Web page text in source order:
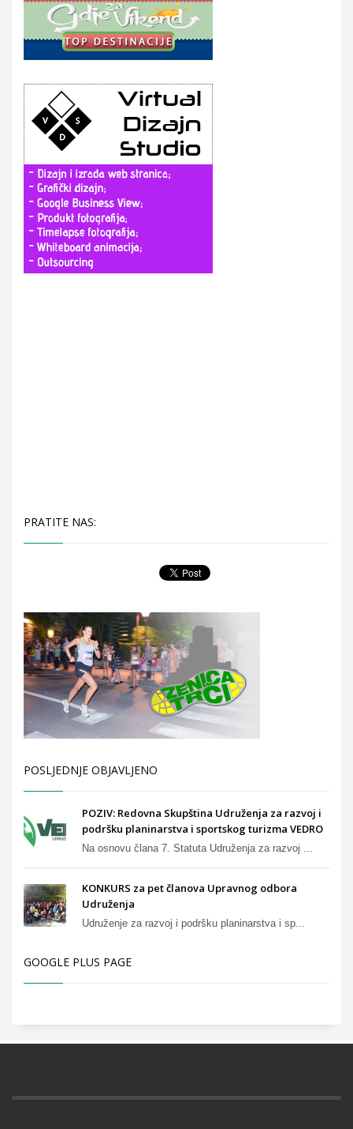
PRATITE NAS:
POSLJEDNJE OBJAVLJENO
POZIV: Redovna Skupština Udruženja za razvoj i
podršku planinarstva i sportskog turizma VEDRO
Na osnovu člana 7. Statuta Udruženja za razvoj ...
KONKURS za pet članova Upravnog odbora
Udruženja
Udruženje za razvoj i podršku planinarstva i sp...
GOOGLE PLUS PAGE